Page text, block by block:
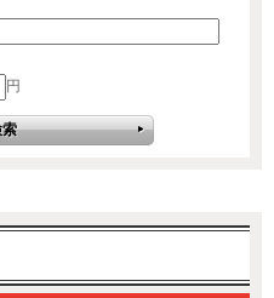
円